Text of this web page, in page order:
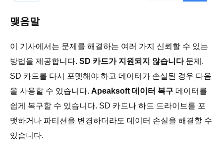
맺음말
이 기사에서는 문제를 해결하는 여러 가지 신뢰할 수 있는
방법을 제공합니다. SD 카드가 지원되지 않습니다문제.
SD 카드를 다시 포맷해야 하고 데이터가 손실된 경우 다음
을 사용할 수 있습니다. Apeaksoft 데이터 복구 데이터를
쉽게 복구할 수 있습니다. SD 카드나 하드 드라이브를 포
맷하거나 파티션을 변경하더라도 데이터 손실을 해결할 수
있습니다.